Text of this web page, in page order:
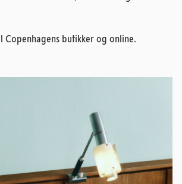
Copenhagens butikker og online.